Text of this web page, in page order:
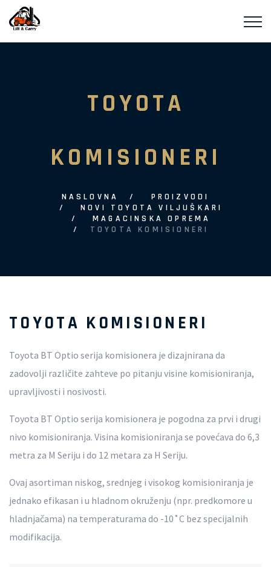
TOYOTA
KOMISIONERI
NASLOVNA
PROIZVODI
NOVI TOYOTA VILJUŠKARI
MAGACINSKA OPREMA
TOYOTA KOMISIONERI
TOYOTA KOMISIONERI
Toyota BT Optio serija komisionera je dizajnirana da
zadovolji različite zahteve po pitanju visine komisioniranja,
upravljivosti i nosivosti.
Toyota BT Optio serija komisionera je pogodna za prvi i drugi
nivo komisioniranja. Visina komisioniranja se povećava do 6,3
metra za M Seriju i do 12 metara za H Seriju.
Ovaj asortiman niskog, srednjeg i visokog komisioniranja je
jednako efikasan i u hladnom okruženju (npr. predkomore u
hladnjačama) na temperaturama do -10˚C bez specijalnih
modifikacija.